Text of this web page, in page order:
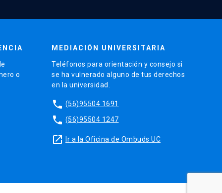
o
MEDIACIÓN UNIVERSITARIA
Teléfonos para orientación y consejo si
se ha vulnerado alguno de tus derechos
en la universidad.
phone (56)95504 1691
phone (56)95504 1247
launch Ir a la Oficina de Ombuds UC